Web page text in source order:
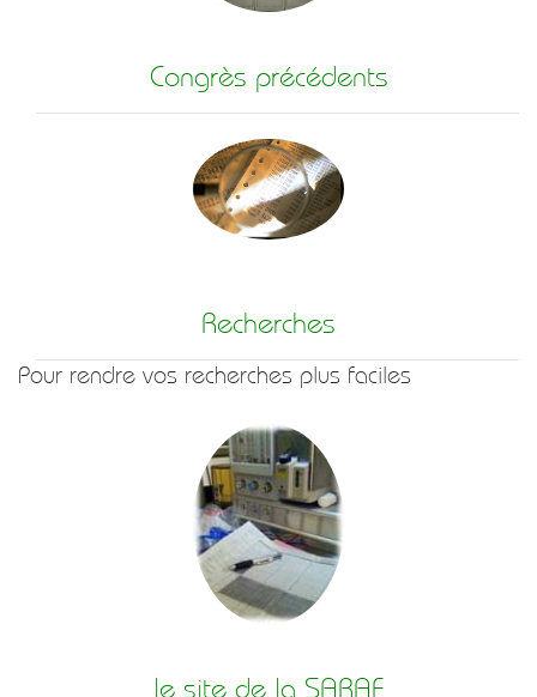
Congrès précédents
Recherches
Pour rendre vos recherches plus faciles
le site de la SARAF